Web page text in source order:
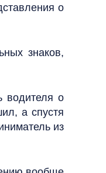
о
знаков,
водителя о
а спустя
из